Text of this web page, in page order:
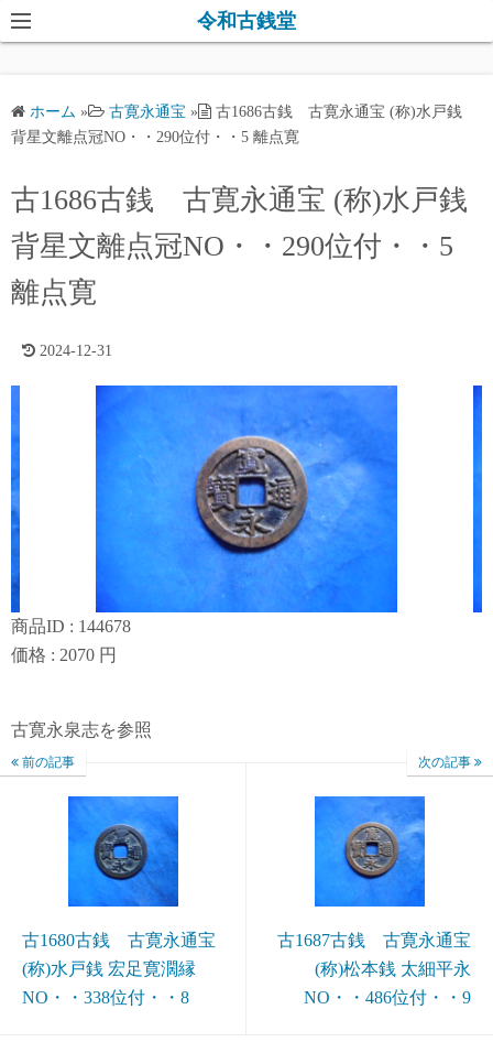
コ
ン
ツ
ッ
令和古銭堂
ホーム » 古寛永通宝 »
古1686古銭 古寛永通宝 (称)水戸銭
背星文離点冠NO・・290位付・・5 離点寛
古1686古銭 古寛永通宝 (称)水戸銭
背星文離点冠NO・・290位付・・5
離点寛
2024-12-31
商品ID : 144678
価格 : 2070 円
古寛永泉志を参照
前の記事
古1680古銭 古寛永通宝
(称)水戸銭 宏足寛濶縁
NO・・338位付・・8
次の記事
古1687古銭 古寛永通宝
(称)松本銭 太細平永
NO・・486位付・・9